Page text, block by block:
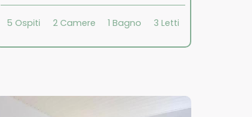
5 Ospiti 2 Camere 1 Bagno 3 Letti